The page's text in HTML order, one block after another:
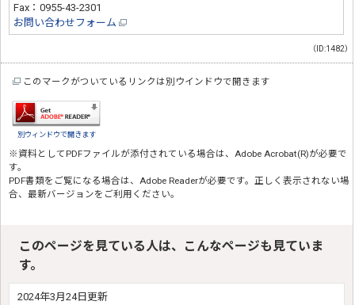
Fax：0955-43-2301
お問い合わせフォーム
（ID:1482）
このマークがついているリンクは別ウインドウで開きます
別ウィンドウで開きます
※資料としてPDFファイルが添付されている場合は、 Adobe Acrobat(R)が必要で
す。
PDF書類をご覧になる場合は、 Adobe Readerが必要です。正しく表示されない場
合、最新バージョンをご利用ください。
このページを見ている人は、こんなページも見ていま
す。
2024年3月24日更新